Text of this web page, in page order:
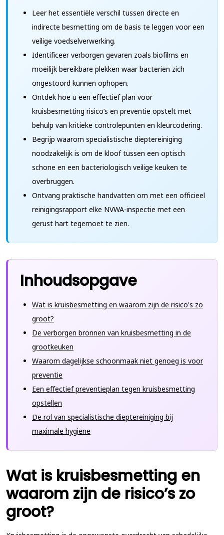
Leer het essentiële verschil tussen directe en
indirecte besmetting om de basis te leggen voor een
veilige voedselverwerking.
Identificeer verborgen gevaren zoals biofilms en
moeilijk bereikbare plekken waar bacteriën zich
ongestoord kunnen ophopen.
Ontdek hoe u een effectief plan voor
kruisbesmetting risico’s en preventie opstelt met
behulp van kritieke controlepunten en kleurcodering.
Begrijp waarom specialistische dieptereiniging
noodzakelijk is om de kloof tussen een optisch
schone en een bacteriologisch veilige keuken te
overbruggen.
Ontvang praktische handvatten om met een officieel
reinigingsrapport elke NVWA-inspectie met een
gerust hart tegemoet te zien.
Inhoudsopgave
Wat is kruisbesmetting en waarom zijn de risico's zo
groot?
De verborgen bronnen van kruisbesmetting in de
grootkeuken
Waarom dagelijkse schoonmaak niet genoeg is voor
preventie
Een effectief preventieplan tegen kruisbesmetting
opstellen
De rol van specialistische dieptereiniging bij
maximale hygiëne
Wat is kruisbesmetting en
waarom zijn de risico’s zo
groot?